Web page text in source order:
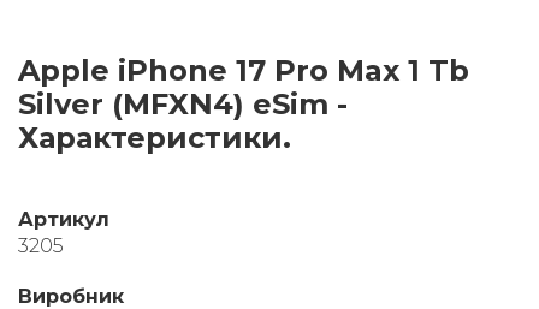
Apple iPhone 17 Pro Max 1 Tb
Silver (MFXN4) eSim -
Характеристики.
Артикул
3205
Виробник